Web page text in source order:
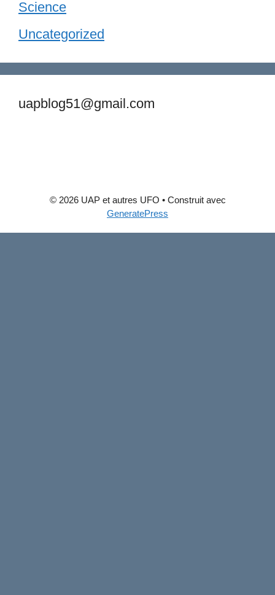
Science
Uncategorized
uapblog51@gmail.com
© 2026 UAP et autres UFO • Construit avec
GeneratePress